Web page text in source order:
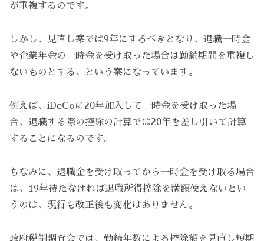
が重複するのです。
しかし、見直し案では9年にするべきとなり、退職一時金
や企業年金の一時金を受け取った場合は勤続期間を重複し
ないものとする、という案になっています。
例えば、iDeCoに20年加入して一時金を受け取った場
合、退職する際の控除の計算では20年を差し引いて計算
することになるのです。
ちなみに、退職金を受け取ってから一時金を受け取る場合
は、19年待たなければ退職所得控除を満額使えないとい
うのは、現行も改正後も変化はありません。
政府税制調査会では、勤続年数による控除額を見直し短期